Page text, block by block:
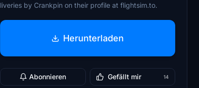
liveries by Crankpin on their profile at flightsim.to.
Herunterladen
Abonnieren Gefällt mir 14